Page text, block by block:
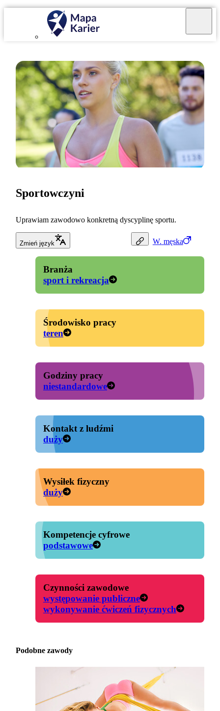
W. męska
Sportowczyni
Uprawiam zawodowo konkretną dyscyplinę sportu.
Zmień język
Branża
sport i rekreacja
Środowisko pracy
teren
Godziny pracy
niestandardowe
Kontakt z ludźmi
duży
Wysiłek fizyczny
duży
Kompetencje cyfrowe
podstawowe
Czynności zawodowe
występowanie publiczne
wykonywanie ćwiczeń fizycznych
Podobne zawody